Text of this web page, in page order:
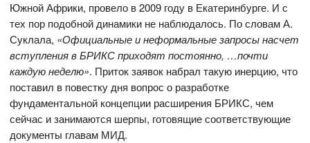
Южной Африки, провело в 2009 году в Екатеринбурге. И с
тех пор подобной динамики не наблюдалось. По словам А.
Суклала, «Официальные и неформальные запросы насчет
вступления в БРИКС приходят постоянно, …почти
каждую неделю». Приток заявок набрал такую инерцию, что
поставил в повестку дня вопрос о разработке
фундаментальной концепции расширения БРИКС, чем
сейчас и занимаются шерпы, готовящие соответствующие
документы главам МИД.